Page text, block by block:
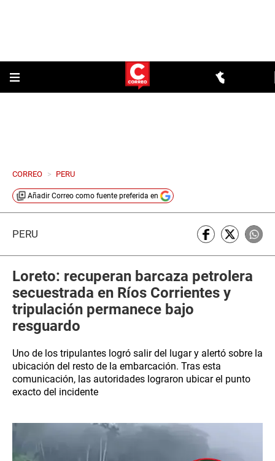
CORREO > PERU
Añadir Correo como fuente preferida en
PERÚ
Loreto: recuperan barcaza petrolera
secuestrada en Ríos Corrientes y
tripulación permanece bajo
resguardo
Uno de los tripulantes logró salir del lugar y alertó sobre la
ubicación del resto de la embarcación. Tras esta
comunicación, las autoridades lograron ubicar el punto
exacto del incidente